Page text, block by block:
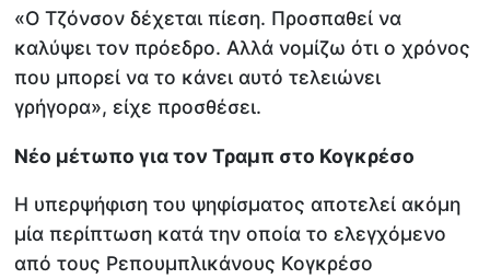
«Ο Τζόνσον δέχεται πίεση. Προσπαθεί να
καλύψει τον πρόεδρο. Αλλά νομίζω ότι ο χρόνος
που μπορεί να το κάνει αυτό τελειώνει
γρήγορα», είχε προσθέσει.
Νέο μέτωπο για τον Τραμπ στο Κογκρέσο
Η υπερψήφιση του ψηφίσματος αποτελεί ακόμη
μία περίπτωση κατά την οποία το ελεγχόμενο
από τους Ρεπουμπλικάνους Κογκρέσο